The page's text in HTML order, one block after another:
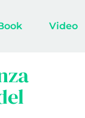
Video